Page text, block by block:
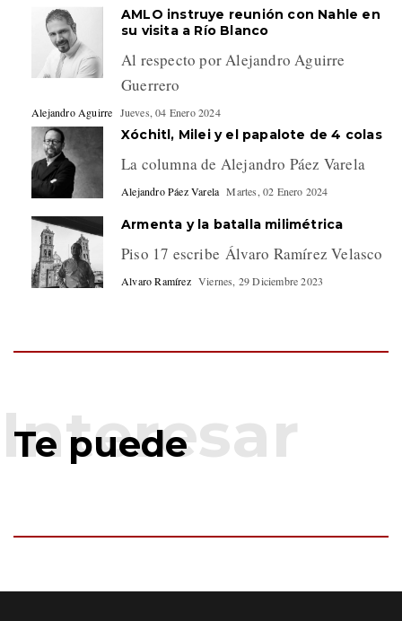
AMLO instruye reunión con Nahle en
su visita a Río Blanco
Al respecto por Alejandro Aguirre
Guerrero
Alejandro Aguirre Jueves, 04 Enero 2024
Xóchitl, Milei y el papalote de 4 colas
La columna de Alejandro Páez Varela
Alejandro Páez Varela Martes, 02 Enero 2024
Armenta y la batalla milimétrica
Piso 17 escribe Álvaro Ramírez Velasco
Alvaro Ramírez Viernes, 29 Diciembre 2023
Te puede